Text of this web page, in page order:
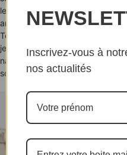
leur détermination à aborder
ambition.
Tous les regards sont
jeunes prodiges camerounais
nationales et poursuivre la
scène africaine.
Inscrivez-vous à
nos actualités